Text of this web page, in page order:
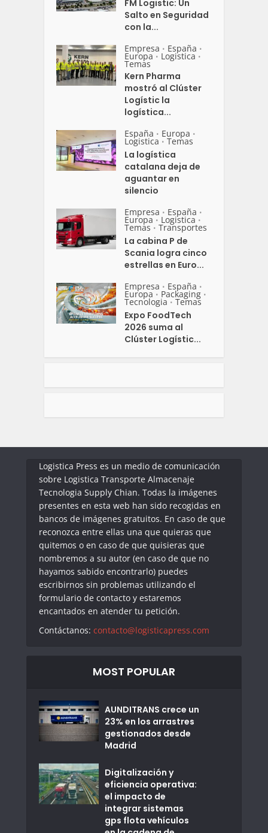
FM Logistic: Un
Salto en Seguridad
con la...
Empresa • España •
Europa • Logistica •
Temas
Kern Pharma
mostró al Clúster
Logístic la
logística...
España • Europa •
Logistica • Temas
La logística
catalana deja de
aguantar en
silencio
Empresa • España •
Europa • Logistica •
Temas • Transportes
La cabina P de
Scania logra cinco
estrellas en Euro...
Empresa • España •
Europa • Packaging •
Tecnologia • Temas
Expo FoodTech
2026 suma al
Clúster Logístic...
Logistica Press es un medio de comunicación
sobre Logistica Transporte Almacenaje
Tecnologia Supply Chian. Todas la imágenes
presentes en esta web han sido recogidas en
bancos de imágenes gratuitos. En caso de que
reconozca entre ellas una que quieras que
quitemos o en caso de que quisieras que
nombremos a su autor (en caso de que no
hayamos sabido encontrarlo) puedes
escribirnos sin problemas utilizando el
formulario de contacto y estaremos
encantados en atender tu petición.
Contáctanos: contacto@logisticapress.com
MOST POPULAR
AUNDITRANS crece un
23% en los arrastres
gestionados desde
Madrid
Digitalización y
eficiencia operativa:
el impacto de
integrar sistemas
gps flota vehículos